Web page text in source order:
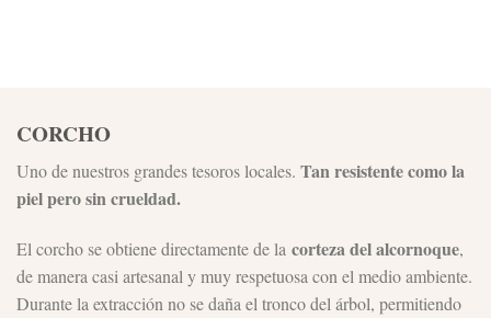
CORCHO
Uno de nuestros grandes tesoros locales. Tan resistente como la
piel pero sin crueldad.
El corcho se obtiene directamente de la corteza del alcornoque,
de manera casi artesanal y muy respetuosa con el medio ambiente.
Durante la extracción no se daña el tronco del árbol, permitiendo